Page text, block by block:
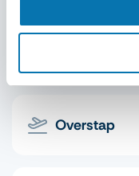
Overstap